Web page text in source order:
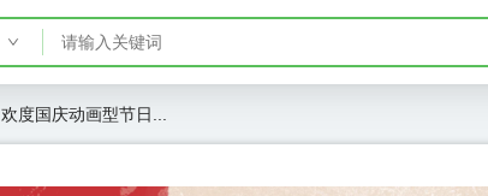
欢度国庆动画型节日...